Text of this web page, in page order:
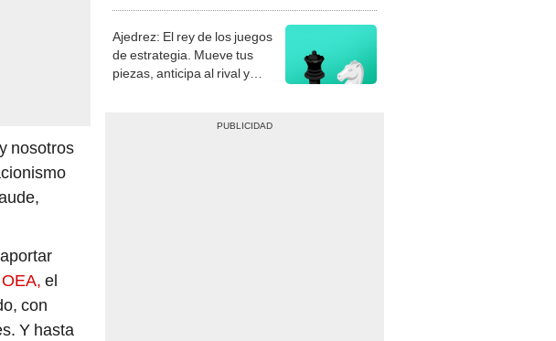
nosotros
el
con
Y hasta
Ajedrez: El rey de los juegos
de estrategia. Mueve tus
piezas, anticipa al rival y